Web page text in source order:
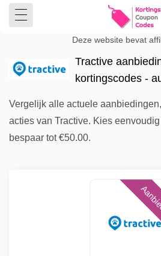
Deze website bevat
Tractive
kortingscodes -
Vergelijk alle actuele
acties van Tractive. Kies
bespaar tot €50.00.